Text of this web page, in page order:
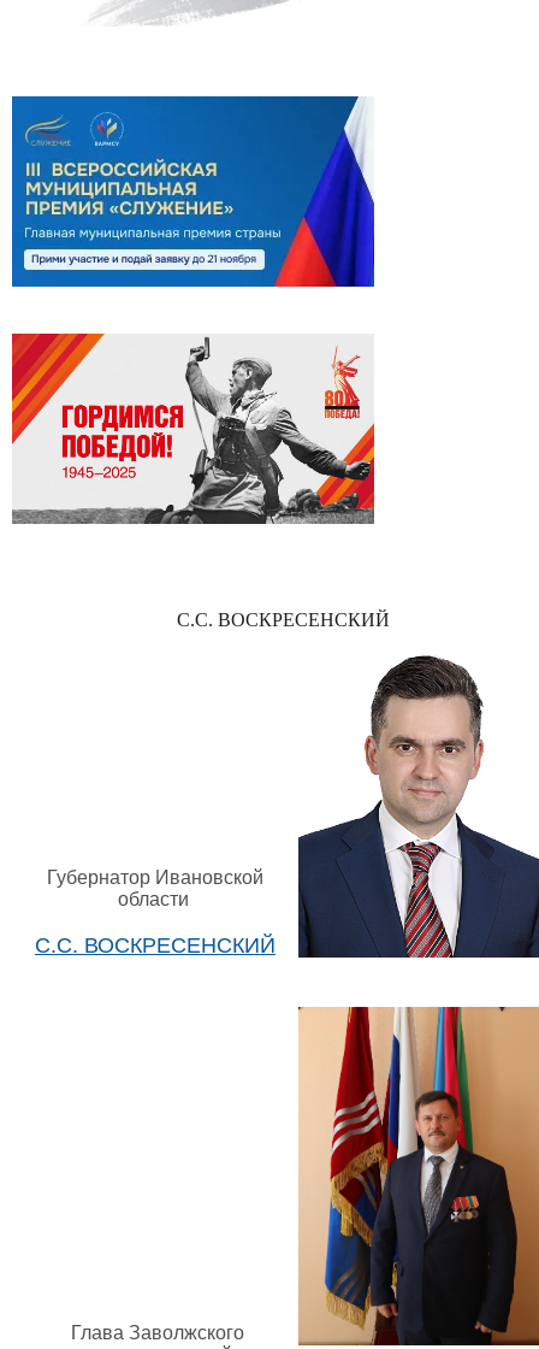
С.С. ВОСКРЕСЕНСКИЙ
Губернатор Ивановской
области
С.С. ВОСКРЕСЕНСКИЙ
Глава Заволжского